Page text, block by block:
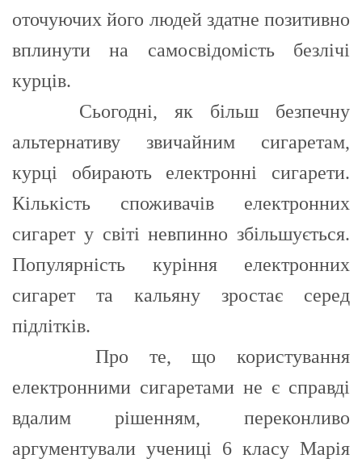
оточуючих його людей здатне позитивно
вплинути на самосвідомість безлічі
курців.
Сьогодні, як більш безпечну
альтернативу звичайним сигаретам,
курці обирають електронні сигарети.
Кількість споживачів електронних
сигарет у світі невпинно збільшується.
Популярність куріння електронних
сигарет та кальяну зростає серед
підлітків.
Про те, що користування
електронними сигаретами не є справді
вдалим рішенням, переконливо
аргументували учениці 6 класу Марія